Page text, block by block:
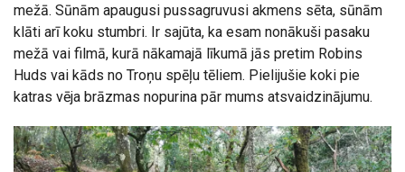
mežā. Sūnām apaugusi pussagruvusi akmens sēta, sūnām
klāti arī koku stumbri. Ir sajūta, ka esam nonākuši pasaku
mežā vai filmā, kurā nākamajā līkumā jās pretim Robins
Huds vai kāds no Troņu spēļu tēliem. Pielijušie koki pie
katras vēja brāzmas nopurina pār mums atsvaidzinājumu.